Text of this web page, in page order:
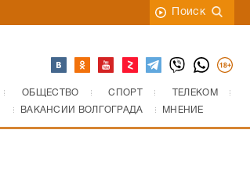
Поиск
ОБЩЕСТВО СПОРТ
ТЕЛЕКОМ
ВАКАНСИИ ВОЛГОГРАДА МНЕНИЕ